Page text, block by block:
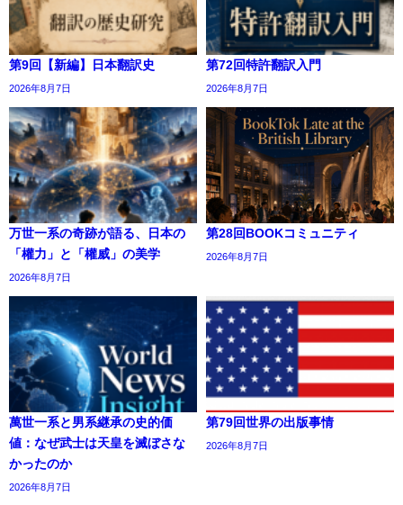
第9回【新編】日本翻訳史
2026年8月7日
第72回特許翻訳入門
2026年8月7日
万世一系の奇跡が語る、日本の
「權力」と「權威」の美学
2026年8月7日
第28回BOOKコミュニティ
2026年8月7日
萬世一系と男系継承の史的価
値：なぜ武士は天皇を滅ぼさな
かったのか
2026年8月7日
第79回世界の出版事情
2026年8月7日